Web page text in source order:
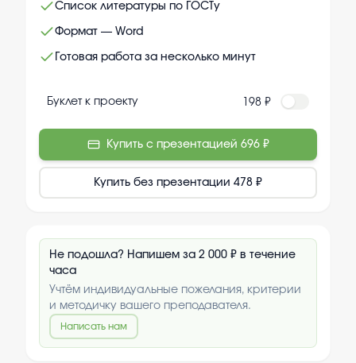
Список литературы по ГОСТу
Формат — Word
Готовая работа за несколько минут
Буклет к проекту 198 ₽
Купить с презентацией 696 ₽
Купить без презентации 478 ₽
Не подошла? Напишем за 2 000 ₽ в течение
часа
Учтём индивидуальные пожелания, критерии
и методичку вашего преподавателя.
Написать нам